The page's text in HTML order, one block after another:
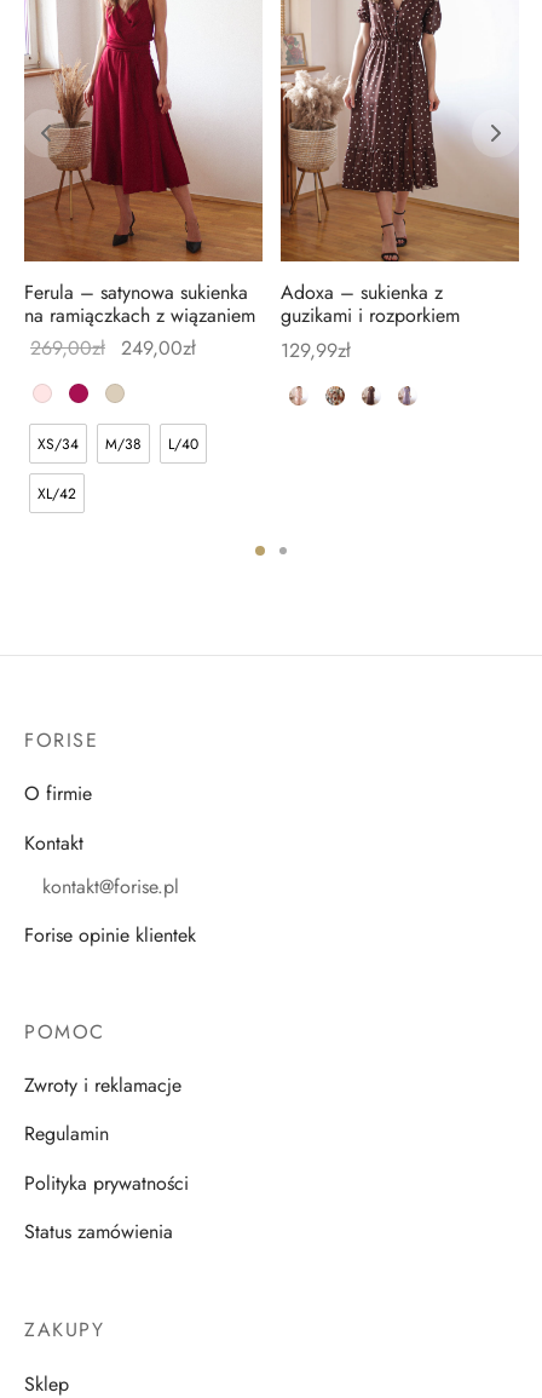
Ferula – satynowa sukienka
na ramiączkach z wiązaniem
269,00zł 249,00zł
XS/34 M/38 L/40
XL/42
Adoxa – sukienka z
guzikami i rozporkiem
129,99zł
FORISE
O firmie
Kontakt
kontakt@forise.pl
Forise opinie klientek
POMOC
Zwroty i reklamacje
Regulamin
Polityka prywatności
Status zamówienia
ZAKUPY
Sklep